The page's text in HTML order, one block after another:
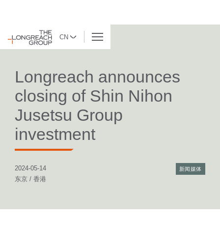
CN
返回列表
Longreach announces
closing of Shin Nihon
Jusetsu Group
investment
2024-05-14
东京 / 香港
新闻媒体